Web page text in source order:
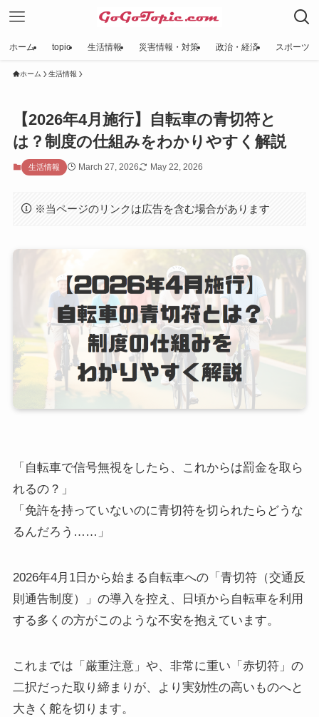
ホーム topic 生活情報 災害情報・対策 政治・経済 スポーツ
ホーム 生活情報
【2026年4月施行】自転車の青切符と
は？制度の仕組みをわかりやすく解説
生活情報 March 27, 2026 May 22, 2026
※当ページのリンクは広告を含む場合があります
「自転車で信号無視をしたら、これからは罰金を取ら
れるの？」
「免許を持っていないのに青切符を切られたらどうな
るんだろう……」
2026年4月1日から始まる自転車への「青切符（交通反
則通告制度）」の導入を控え、日頃から自転車を利用
する多くの方がこのような不安を抱えています。
これまでは「厳重注意」や、非常に重い「赤切符」の
二択だった取り締まりが、より実効性の高いものへと
大きく舵を切ります。